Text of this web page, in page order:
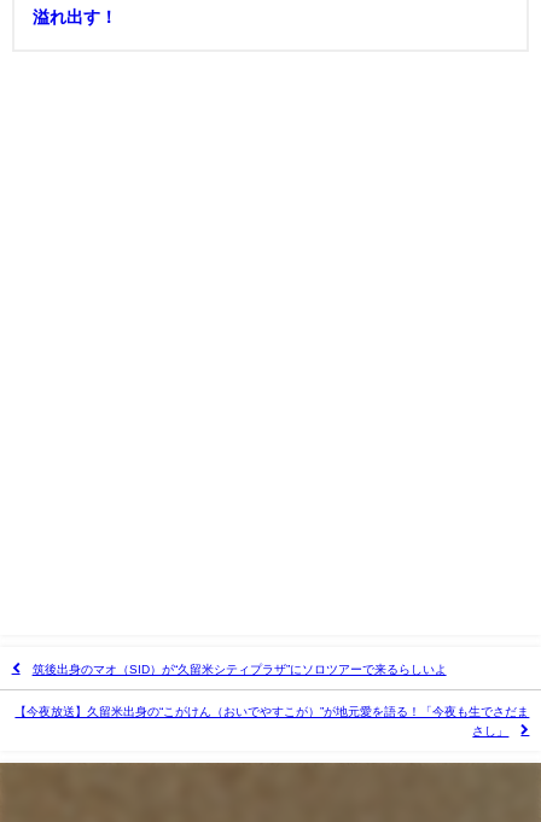
溢れ出す！
筑後出身のマオ（SID）が“久留米シティプラザ”にソロツアーで来るらしいよ
【今夜放送】久留米出身の“こがけん（おいでやすこが）”が地元愛を語る！「今夜も生でさだま
さし」